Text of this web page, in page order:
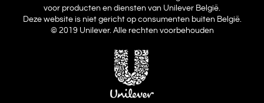
voor producten en diensten van Unilever België.
Deze website is niet gericht op consumenten buiten België.
© 2019 Unilever. Alle rechten voorbehouden